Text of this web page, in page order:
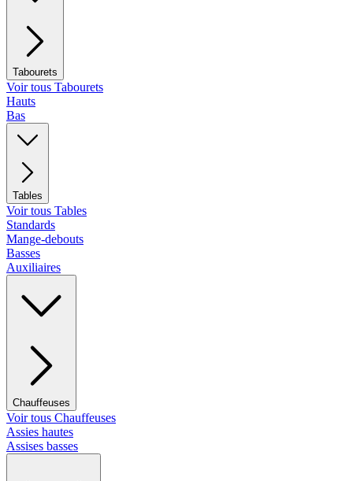
Tabourets
Voir tous Tabourets
Hauts
Bas
Tables
Voir tous Tables
Standards
Mange-debouts
Basses
Auxiliaires
Chauffeuses
Voir tous Chauffeuses
Assies hautes
Assises basses